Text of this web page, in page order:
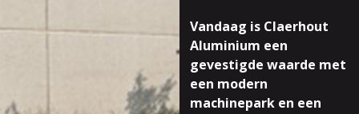
Vandaag is Claerhout
Aluminium een
gevestigde waarde met
een modern
machinepark en een